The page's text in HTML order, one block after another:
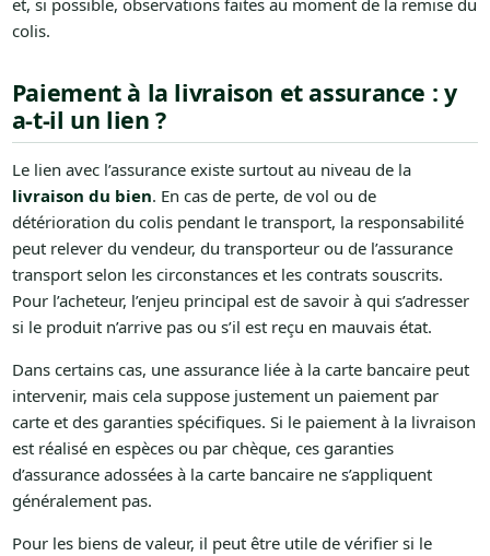
et, si possible, observations faites au moment de la remise du
colis.
Paiement à la livraison et assurance : y
a-t-il un lien ?
Le lien avec l’assurance existe surtout au niveau de la
livraison du bien. En cas de perte, de vol ou de
détérioration du colis pendant le transport, la responsabilité
peut relever du vendeur, du transporteur ou de l’assurance
transport selon les circonstances et les contrats souscrits.
Pour l’acheteur, l’enjeu principal est de savoir à qui s’adresser
si le produit n’arrive pas ou s’il est reçu en mauvais état.
Dans certains cas, une assurance liée à la carte bancaire peut
intervenir, mais cela suppose justement un paiement par
carte et des garanties spécifiques. Si le paiement à la livraison
est réalisé en espèces ou par chèque, ces garanties
d’assurance adossées à la carte bancaire ne s’appliquent
généralement pas.
Pour les biens de valeur, il peut être utile de vérifier si le